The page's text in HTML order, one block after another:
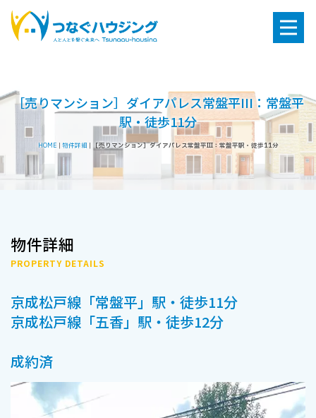
［売りマンション］ダイアパレス常盤平III：常盤平
駅・徒歩11分
HOME | 物件詳細 | ［売りマンション］ダイアパレス常盤平III：常盤平駅・徒歩11分
物件詳細
PROPERTY DETAILS
京成松戸線「常盤平」駅・徒歩11分
京成松戸線「五香」駅・徒歩12分
成約済